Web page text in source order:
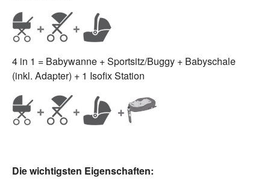
4 in 1 = Babywanne + Sportsitz/Buggy + Babyschale
(inkl. Adapter) + 1 Isofix Station
Die wichtigsten Eigenschaften: